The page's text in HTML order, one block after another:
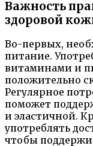
Важность
здоровой
Во-первых,
питание.
витаминами и
положительно
Регулярное
поможет
и эластичной.
употреблять
чтобы